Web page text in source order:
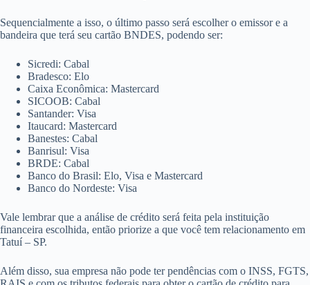
Sequencialmente a isso, o último passo será escolher o emissor e a
bandeira que terá seu cartão BNDES, podendo ser:
Sicredi: Cabal
Bradesco: Elo
Caixa Econômica: Mastercard
SICOOB: Cabal
Santander: Visa
Itaucard: Mastercard
Banestes: Cabal
Banrisul: Visa
BRDE: Cabal
Banco do Brasil: Elo, Visa e Mastercard
Banco do Nordeste: Visa
Vale lembrar que a análise de crédito será feita pela instituição
financeira escolhida, então priorize a que você tem relacionamento em
Tatuí – SP.
Além disso, sua empresa não pode ter pendências com o INSS, FGTS,